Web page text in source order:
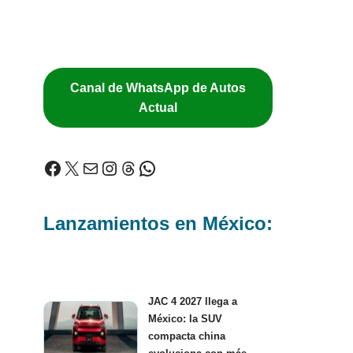
Canal de WhatsApp de Autos
Actual
Lanzamientos en México:
JAC 4 2027 llega a
México: la SUV
compacta china